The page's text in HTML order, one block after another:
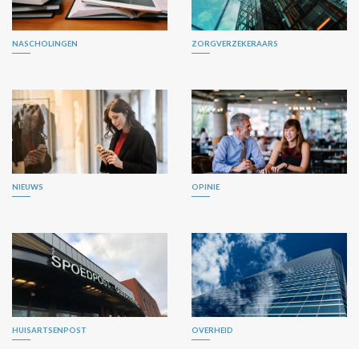
NASCHOLINGEN ZORGVERZEKERAARS
NIEUWS OPINIE
HUISARTSENPOST OVERHEID